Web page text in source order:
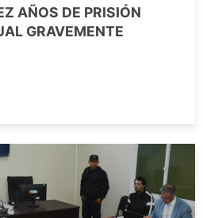
AÑOS DE PRISIÓN
GRAVEMENTE